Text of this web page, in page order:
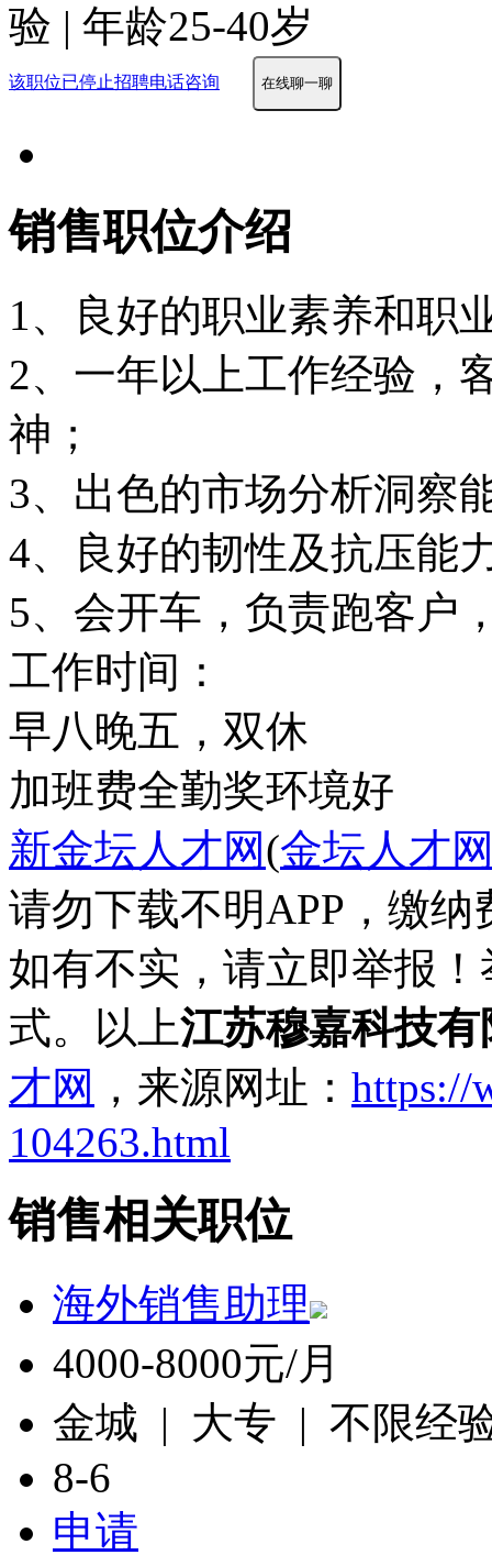
验 | 年龄25-40岁
该职位已停止招聘电话咨询 在线聊一聊
销售职位介绍
1、良好的职业素养和职
2、一年以上工作经验，
神；
3、出色的市场分析洞察
4、良好的韧性及抗压能
5、会开车，负责跑客户
工作时间：
早八晚五，双休
加班费全勤奖环境好
新金坛人才网(金坛人才
请勿下载不明APP，缴
如有不实，请立即举报
式。以上江苏穆嘉科技
才网 ，来源网址： https://
104263.html
销售相关职位
海外销售助理
4000-8000元/月
金城 | 大专 | 不限经
8-6
申请